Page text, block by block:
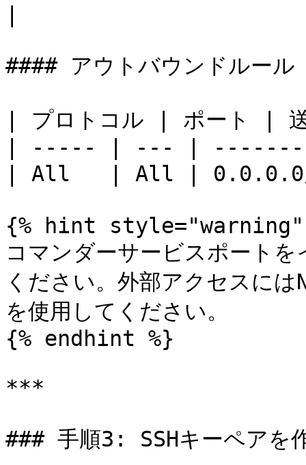
#### アウトバウンドルール
| プロトコル | ポー
| ----- | --- |
| All   | All | 0.0.0.0/0 |
{% hint style="warning"
コマンダーサービスポート
ください。外部アクセスに
を使用してください。
{% endhint %}
***
### 手順3: SSHキーペアを